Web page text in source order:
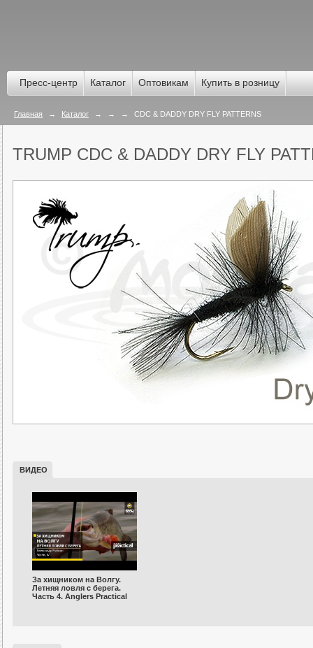
Пресс-центр Каталог Оптовикам Купить в розницу
Главная → Каталог → → → CDC & DADDY DRY FLY PATTERNS
TRUMP CDC & DADDY DRY FLY
ВИДЕО
За хищником на Волгу.
Летняя ловля с берега.
Часть 4. Anglers Practiсal